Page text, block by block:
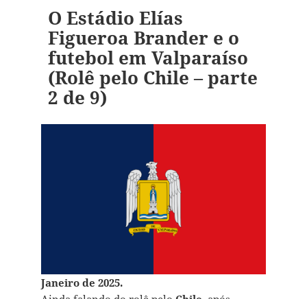
O Estádio Elías
Figueroa Brander e o
futebol em Valparaíso
(Rolê pelo Chile – parte
2 de 9)
Janeiro de 2025.